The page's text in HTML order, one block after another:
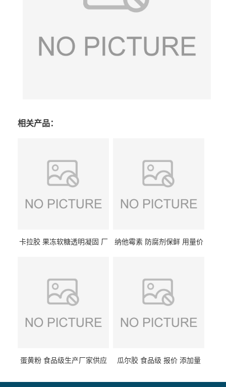
相关产品：
卡拉胶 果冻软糖透明凝固 厂
纳他霉素 防腐剂保鲜 用量价
蛋黄粉 食品级生产厂家供应 瓜尔胶 食品级 报价 添加量